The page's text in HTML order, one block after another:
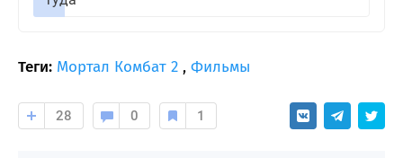
Теги: Мортал Комбат 2 , Фильмы
28 0 1